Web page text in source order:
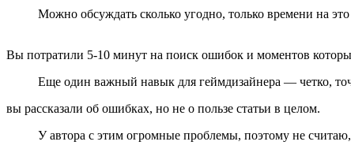
Можно обсуждать сколько угодно, только времени на это
Вы потратили 5-10 минут на поиск ошибок и моментов
Еще один важный навык для геймдизайнера — четко,
вы рассказали об ошибках, но не о пользе статьи в целом.
У автора с этим огромные проблемы, поэтому не